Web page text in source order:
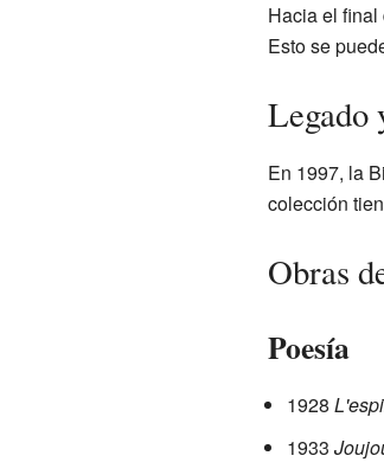
Hacia el
Esto se
Legado
En 1997, la
colección
Obras
Poesía
1928
1933